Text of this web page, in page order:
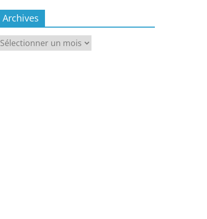
Archives
Archives